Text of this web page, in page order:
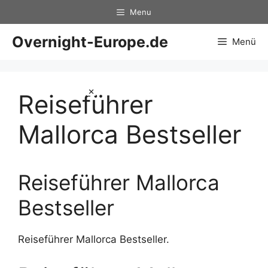
×
Inhalt
springen
Menu
Overnight-Europe.de Menü
Reiseführer
Mallorca Bestseller
Reiseführer Mallorca
Bestseller
Reiseführer Mallorca Bestseller.